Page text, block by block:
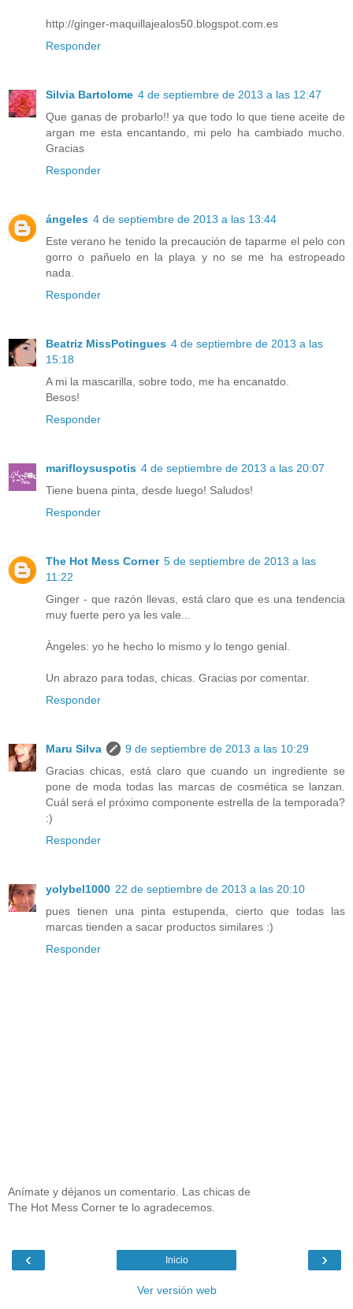
http://ginger-maquillajealos50.blogspot.com.es
Responder
Silvia Bartolome 4 de septiembre de 2013 a las 12:47
Que ganas de probarlo!! ya que todo lo que tiene aceite de
argan me esta encantando, mi pelo ha cambiado mucho.
Gracias
Responder
ángeles 4 de septiembre de 2013 a las 13:44
Este verano he tenido la precaución de taparme el pelo con
gorro o pañuelo en la playa y no se me ha estropeado
nada.
Responder
Beatriz MissPotingues 4 de septiembre de 2013 a las
15:18
A mi la mascarilla, sobre todo, me ha encanatdo.
Besos!
Responder
marifloysuspotis 4 de septiembre de 2013 a las 20:07
Tiene buena pinta, desde luego! Saludos!
Responder
The Hot Mess Corner 5 de septiembre de 2013 a las
11:22
Ginger - que razón llevas, está claro que es una tendencia
muy fuerte pero ya les vale...
Àngeles: yo he hecho lo mismo y lo tengo genial.
Un abrazo para todas, chicas. Gracias por comentar.
Responder
Maru Silva
9 de septiembre de 2013 a las 10:29
Gracias chicas, está claro que cuando un ingrediente se
pone de moda todas las marcas de cosmética se lanzan.
Cuál será el próximo componente estrella de la temporada?
:)
Responder
yolybel1000 22 de septiembre de 2013 a las 20:10
pues tienen una pinta estupenda, cierto que todas las
marcas tienden a sacar productos similares :)
Responder
Anímate y déjanos un comentario. Las chicas de
The Hot Mess Corner te lo agradecemos.
‹ ›
Inicio
Ver versión web